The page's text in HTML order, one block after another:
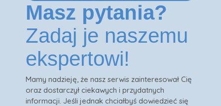
Masz pytania?
Zadaj je naszemu
ekspertowi!
Mamy nadzieję, że nasz serwis zainteresował Cię
oraz dostarczył ciekawych i przydatnych
informacji. Jeśli jednak chciałbyś dowiedzieć się